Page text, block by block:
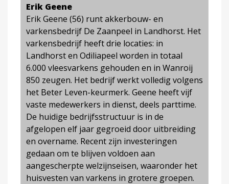
Erik Geene
Erik Geene (56) runt akkerbouw- en
varkensbedrijf De Zaanpeel in Landhorst. Het
varkensbedrijf heeft drie locaties: in
Landhorst en Odiliapeel worden in totaal
6.000 vleesvarkens gehouden en in Wanroij
850 zeugen. Het bedrijf werkt volledig volgens
het Beter Leven-keurmerk. Geene heeft vijf
vaste medewerkers in dienst, deels parttime.
De huidige bedrijfsstructuur is in de
afgelopen elf jaar gegroeid door uitbreiding
en overname. Recent zijn investeringen
gedaan om te blijven voldoen aan
aangescherpte welzijnseisen, waaronder het
huisvesten van varkens in grotere groepen.